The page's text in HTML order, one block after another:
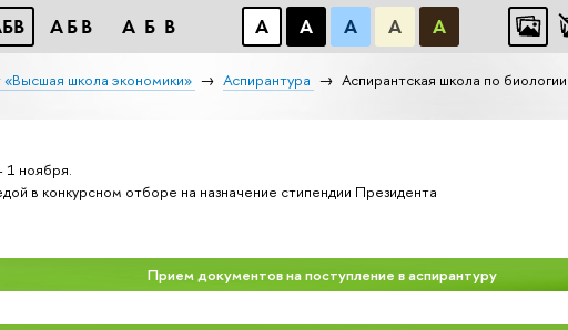
АБB АБB А А А А А
школа экономики» Аспирантура Аспирантская школа по биологии
1 ноября.
в конкурсном отборе на назначение стипендии Президента
Прием документов на поступление в аспирантуру